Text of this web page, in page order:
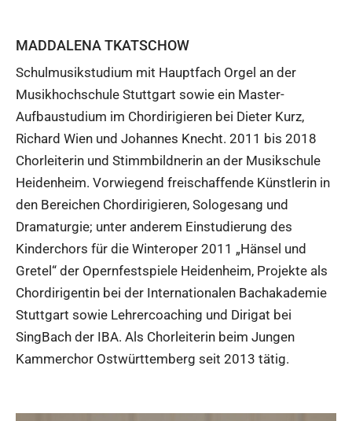
MADDALENA TKATSCHOW
Schulmusikstudium mit Hauptfach Orgel an der
Musikhochschule Stuttgart sowie ein Master-
Aufbaustudium im Chordirigieren bei Dieter Kurz,
Richard Wien und Johannes Knecht. 2011 bis 2018
Chorleiterin und Stimmbildnerin an der Musikschule
Heidenheim. Vorwiegend freischaffende Künstlerin in
den Bereichen Chordirigieren, Sologesang und
Dramaturgie; unter anderem Einstudierung des
Kinderchors für die Winteroper 2011 „Hänsel und
Gretel“ der Opernfestspiele Heidenheim, Projekte als
Chordirigentin bei der Internationalen Bachakademie
Stuttgart sowie Lehrercoaching und Dirigat bei
SingBach der IBA. Als Chorleiterin beim Jungen
Kammerchor Ostwürttemberg seit 2013 tätig.